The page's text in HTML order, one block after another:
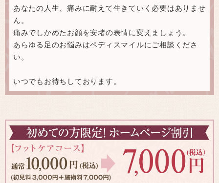
あなたの人生、痛みに耐えて生きていく必要はありませ
ん。
痛みでしかめたお顔を安堵の表情に変えましょう。
あらゆる足のお悩みはペディスマイルにご相談くださ
い。
いつでもお待ちしております。